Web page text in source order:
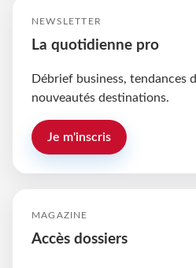
NEWSLETTER
La quotidienne pro
Débrief business, tendances
nouveautés destinations.
Je m'inscris
MAGAZINE
Accès dossiers